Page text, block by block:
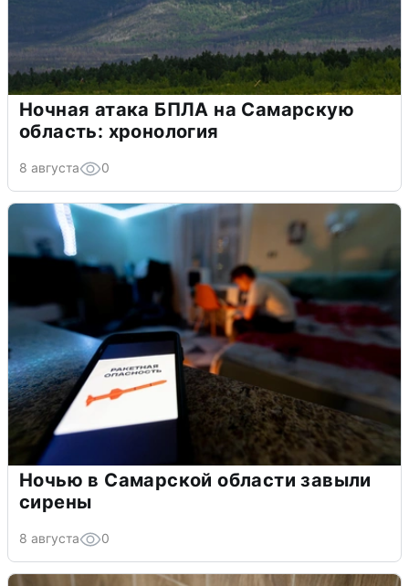
Ночная атака БПЛА на Самарскую
область: хронология
8 августа 0
Ночью в Самарской области завыли
сирены
8 августа 0